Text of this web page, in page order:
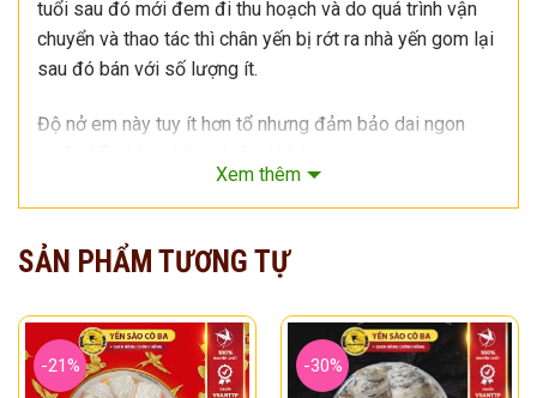
tuổi sau đó mới đem đi thu hoạch và do quá trình vận
chuyển và thao tác thì chân yến bị rớt ra nhà yến gom lại
sau đó bán với số lượng ít.
Độ nở em này tuy ít hơn tổ nhưng đảm bảo dai ngon
Xem thêm
SẢN PHẨM TƯƠNG TỰ
-21% -30%